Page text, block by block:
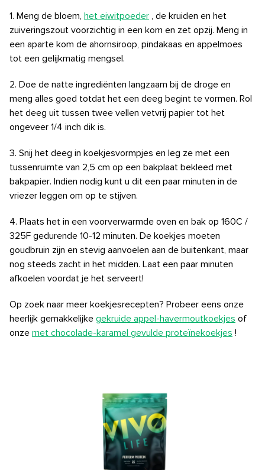
1. Meng de bloem, het eiwitpoeder , de kruiden en het
zuiveringszout voorzichtig in een kom en zet opzij. Meng in
een aparte kom de ahornsiroop, pindakaas en appelmoes
tot een gelijkmatig mengsel.
2. Doe de natte ingrediënten langzaam bij de droge en
meng alles goed totdat het een deeg begint te vormen. Rol
het deeg uit tussen twee vellen vetvrij papier tot het
ongeveer 1/4 inch dik is.
3. Snij het deeg in koekjesvormpjes en leg ze met een
tussenruimte van 2,5 cm op een bakplaat bekleed met
bakpapier. Indien nodig kunt u dit een paar minuten in de
vriezer leggen om op te stijven.
4. Plaats het in een voorverwarmde oven en bak op 160C /
325F gedurende 10-12 minuten. De koekjes moeten
goudbruin zijn en stevig aanvoelen aan de buitenkant, maar
nog steeds zacht in het midden. Laat een paar minuten
afkoelen voordat je het serveert!
Op zoek naar meer koekjesrecepten? Probeer eens onze
heerlijk gemakkelijke gekruide appel-havermoutkoekjes of
onze met chocolade-karamel gevulde proteïnekoekjes !